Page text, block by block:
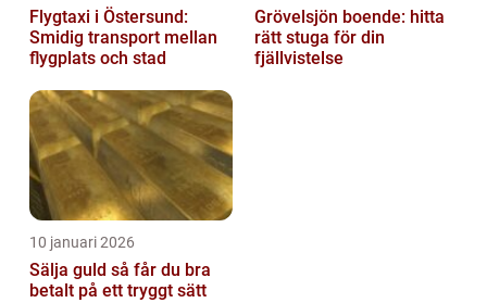
Flygtaxi i Östersund:
Smidig transport mellan
flygplats och stad
Grövelsjön boende: hitta
rätt stuga för din
fjällvistelse
10 januari 2026
Sälja guld så får du bra
betalt på ett tryggt sätt